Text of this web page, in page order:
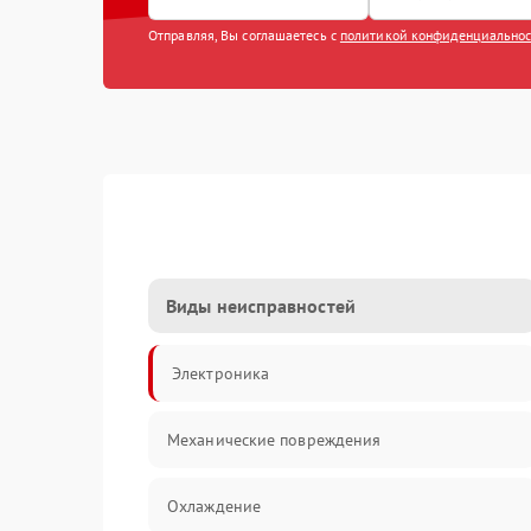
Отправляя, Вы соглашаетесь с политикой
Виды неисправностей
Электроника
Механические повреждения
Охлаждение